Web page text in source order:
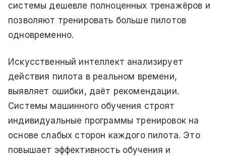
системы дешевле полноценных тренажёров и
позволяют тренировать больше пилотов
одновременно.
Искусственный интеллект анализирует
действия пилота в реальном времени,
выявляет ошибки, даёт рекомендации.
Системы машинного обучения строят
индивидуальные программы тренировок на
основе слабых сторон каждого пилота. Это
повышает эффективность обучения и